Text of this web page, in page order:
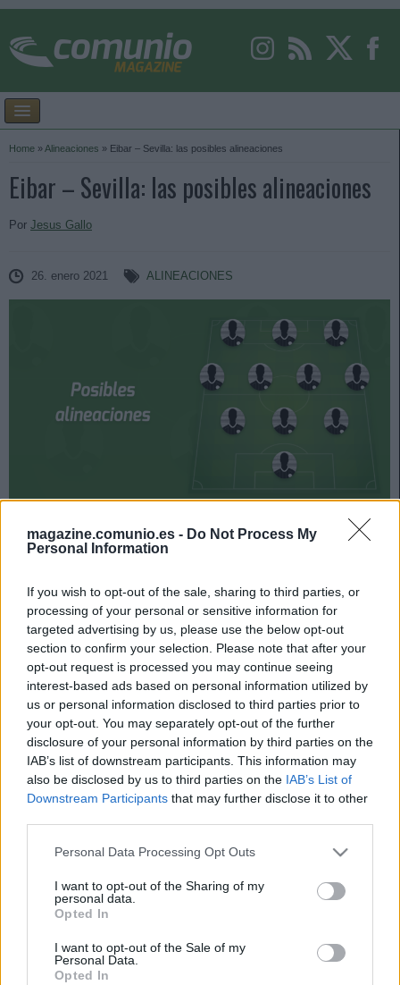
magazine.comunio.es - Do Not Process My
Personal Information
If you wish to opt-out of the sale, sharing to third parties, or
processing of your personal or sensitive information for
targeted advertising by us, please use the below opt-out
section to confirm your selection. Please note that after your
opt-out request is processed you may continue seeing
interest-based ads based on personal information utilized by
us or personal information disclosed to third parties prior to
your opt-out. You may separately opt-out of the further
disclosure of your personal information by third parties on the
IAB’s list of downstream participants. This information may
also be disclosed by us to third parties on the IAB’s List of
Downstream Participants that may further disclose it to other
Please note that this website/app uses one or more Google
not limited to your visit or usage behaviour. You may click to
grant or deny consent to Google and its third-party tags to
use your data for below specified purposes in below Google
consent section.
Personal Data Processing Opt Outs
I want to opt-out of the Sharing of my
personal data.
Opted In
I want to opt-out of the Sale of my
Personal Data.
Opted In
Home »Alineaciones » Eibar – Sevilla: las posibles alineaciones
Eibar – Sevilla: las posibles alineaciones
Por Jesus Gallo
26. enero 2021 ALINEACIONES
La jornada 21 de LaLiga arranca el viernes 29 de enero.
¿Quién jugará en el Eibar? ¿Con qué jugadores saldrá
Posible alineación Eibar
Alineación:Dmitrovic – Pozo, Paulo Oliveira, Bigas, Arbilla
(Soares) – Inui, Edu Expósito, Diop, Bryan Gil – Muto
(Sergio Álvarez), Kike García.
Estos jugadores son baja:Kevin (molestias musculares).
Estos jugadores son duda:
Posibles cambios en la alineación:Mendilibar puede
delanteros (Muto). Arbilla puede ser lateral izquierdo.
¡A pujar! Jugadores rentables tras la jornada 20
jornada 20 nos dejaron un buen